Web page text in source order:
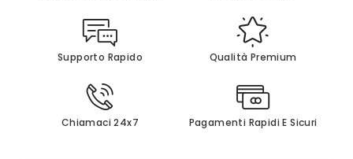
Supporto Rapido Qualità Premium
Chiamaci 24x7 Pagamenti Rapidi E Sicuri